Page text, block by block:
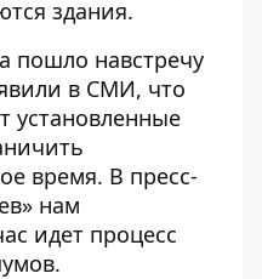
здания.
пошло навстречу
в СМИ, что
время. В пресс-
нам
идет процесс